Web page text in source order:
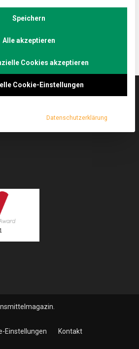
gefeiert.
& Lebensmitteln.
Einstellungen
Kontakt
Speichern
Alle akzeptieren
Cookies akzeptieren
Cookie-Einstellungen
Datenschutzerklärung